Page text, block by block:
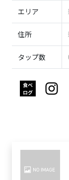
エリア
住所
タップ数